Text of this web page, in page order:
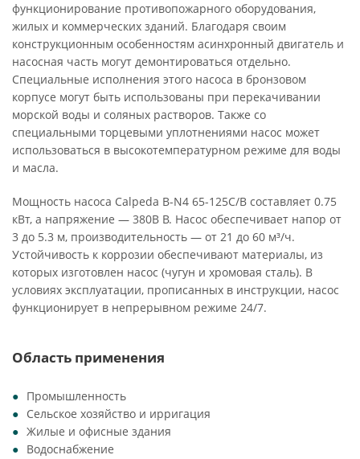
функционирование противопожарного оборудования,
жилых и коммерческих зданий. Благодаря своим
конструкционным особенностям асинхронный двигатель и
насосная часть могут демонтироваться отдельно.
Специальные исполнения этого насоса в бронзовом
корпусе могут быть использованы при перекачивании
морской воды и соляных растворов. Также со
специальными торцевыми уплотнениями насос может
использоваться в высокотемпературном режиме для воды
и масла.
Мощность насоса Calpeda B-N4 65-125C/B составляет 0.75
кВт, а напряжение — 380В В. Насос обеспечивает напор от
3 до 5.3 м, производительность — от 21 до 60 м³/ч.
Устойчивость к коррозии обеспечивают материалы, из
которых изготовлен насос (чугун и хромовая сталь). В
условиях эксплуатации, прописанных в инструкции, насос
функционирует в непрерывном режиме 24/7.
Область применения
Промышленность
Сельское хозяйство и ирригация
Жилые и офисные здания
Водоснабжение